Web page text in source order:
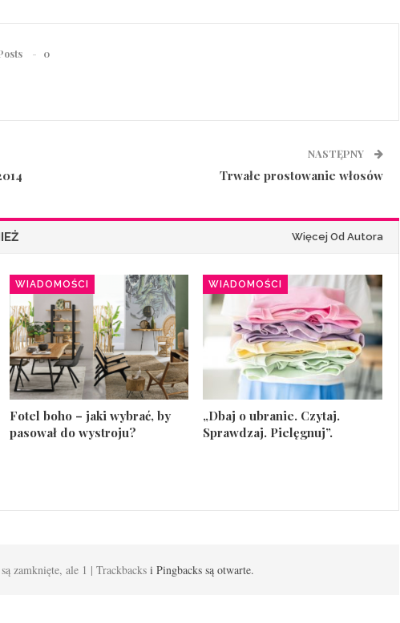
0
NASTĘPNY
Trwałe prostowanie włosów
Więcej Od Autora
WIADOMOŚCI
Fotel boho – jaki wybrać, by
pasował do wystroju?
WIADOMOŚCI
„Dbaj o ubranie. Czytaj.
Sprawdzaj. Pielęgnuj”.
zamknięte, ale 1 | Trackbacks i Pingbacks są otwarte.